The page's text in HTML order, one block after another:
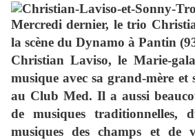
Mercredi dernier, le trio
la scène du Dynamo à Pantin
Christian Laviso, le Marie-
musique avec sa grand-mère et
au Club Med. Il a aussi
de musiques
musiques des champs et de